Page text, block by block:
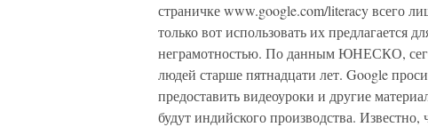
страничке www.google.com/literacy всего
только вот использовать их предлагается
неграмотностью. По данным ЮНЕСКО,
людей старше пятнадцати лет. Google
предоставить видеоуроки и другие
будут индийского производства.